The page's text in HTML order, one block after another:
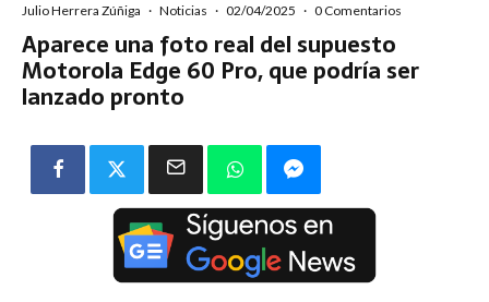
Julio Herrera Zúñiga · Noticias · 02/04/2025 · 0 Comentarios
Aparece una foto real del supuesto
Motorola Edge 60 Pro, que podría ser
lanzado pronto